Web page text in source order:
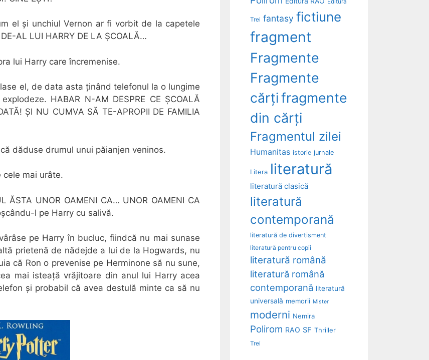
el și unchiul Vernon ar fi vorbit de la capetele
AL LUI HARRY DE LA ȘCOALĂ…
lui Harry care încremenise.
el, de data asta ținând telefonul la o lungime
HABAR N-AM DESPRE CE ȘCOALĂ
ȘI NU CUMVA SĂ TE-APROPII DE FAMILIA
dăduse drumul unui păianjen veninos.
cele mai urâte.
ĂSTA UNOR OAMENI CA… UNOR OAMENI CA
l pe Harry cu salivă.
pe Harry în bucluc, fiindcă nu mai sunase
prietenă de nădejde a lui de la Hogwards, nu
că Ron o prevenise pe Herminone să nu sune,
mai isteață vrăjitoare din anul lui Harry acea
și probabil că avea destulă minte ca să nu
Editura
Trei fantasy fictiune
fragment
Fragmente
Fragmente
cărțifragmente
din cărți
Fragmentul zilei
Humanitas istorie jurnale
Litera literatură
literatură clasică
literatură
contemporană
literatură de divertisment
literatură pentru copii
literatură română
literatură română
contemporană literatură
universală memorii Mister
moderni Nemira
Polirom RAO SF Thriller
Trei